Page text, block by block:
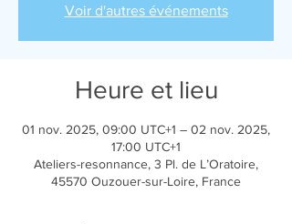
Voir d'autres événements
Heure et lieu
01 nov. 2025, 09:00 UTC+1 – 02 nov. 2025,
17:00 UTC+1
Ateliers-resonnance, 3 Pl. de L’Oratoire,
45570 Ouzouer-sur-Loire, France